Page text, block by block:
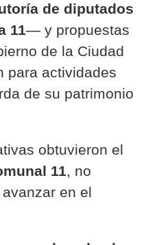
de diputados
11— y propuestas
de la Ciudad
para actividades
de su patrimonio
obtuvieron el
11, no
en el